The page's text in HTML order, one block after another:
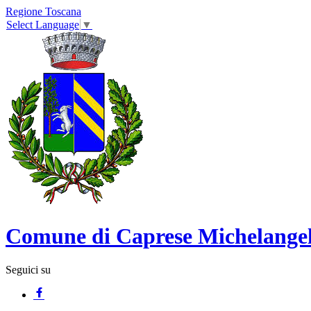
Regione Toscana
Select Language ▼
Comune di Caprese
Seguici su